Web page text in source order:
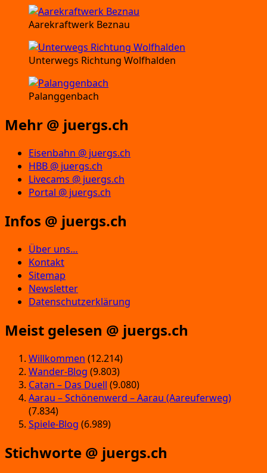
Aarekraftwerk Beznau
Unterwegs Richtung Wolfhalden
Palanggenbach
Mehr @ juergs.ch
Eisenbahn @ juergs.ch
HBB @ juergs.ch
Livecams @ juergs.ch
Portal @ juergs.ch
Infos @ juergs.ch
Über uns…
Kontakt
Sitemap
Newsletter
Datenschutzerklärung
Meist gelesen @ juergs.ch
Willkommen (12.214)
Wander-Blog (9.803)
Catan – Das Duell (9.080)
Aarau – Schönenwerd – Aarau (Aareuferweg)
(7.834)
Spiele-Blog (6.989)
Stichworte @ juergs.ch